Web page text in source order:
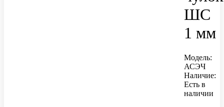
ШС
1 мм
Модель:
АСЭЧ
Наличие:
Есть в
наличии